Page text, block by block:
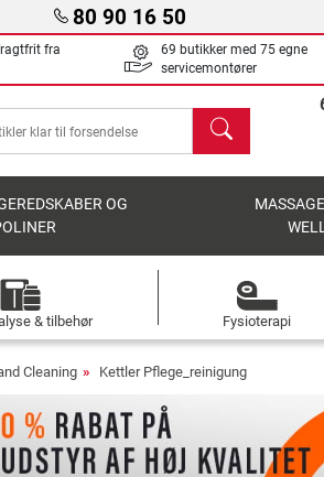
80 90 16 50
fra
69 butikker med 75 egne
servicemontører
søg
OG
& tilbehør Fysioterapi
Cleaning Kettler Pflege_reinigung